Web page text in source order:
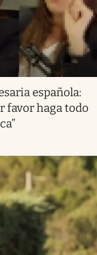
española:
favor haga todo